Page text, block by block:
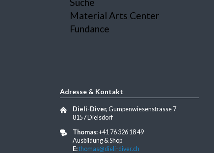
Material Arts Center
Fundance
Adresse & Kontakt
Dieli-Diver,Gumpenwiesenstrasse 7
8157 Dielsdorf
Thomas:+41 76 326 18 49
Ausbildung & Shop
E:thomas@dieli-diver.ch